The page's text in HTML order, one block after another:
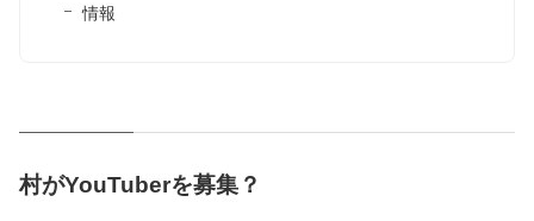
情報
村がYouTuberを募集？